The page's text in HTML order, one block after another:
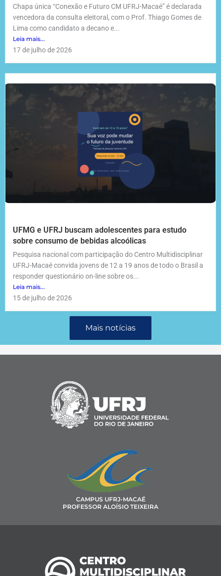
Chapa única “Conexão e Futuro CM UFRJ-Macaé” é declarada
vencedora da consulta eleitoral, com o Prof. Thiago Gomes de
Lima como candidato a decano e...
Leia mais...
17 de julho de 2026
UFMG e UFRJ buscam adolescentes para estudo
sobre consumo de bebidas alcoólicas
Pesquisa nacional com participação do Centro Multidisciplinar
UFRJ-Macaé convida jovens de 12 a 19 anos de todo o Brasil a
responder questionário on-line sobre os...
Leia mais...
15 de julho de 2026
Mais notícias
CAMPUS UFRJ-MACAÉ
PROFESSOR ALOÍSIO TEIXEIRA